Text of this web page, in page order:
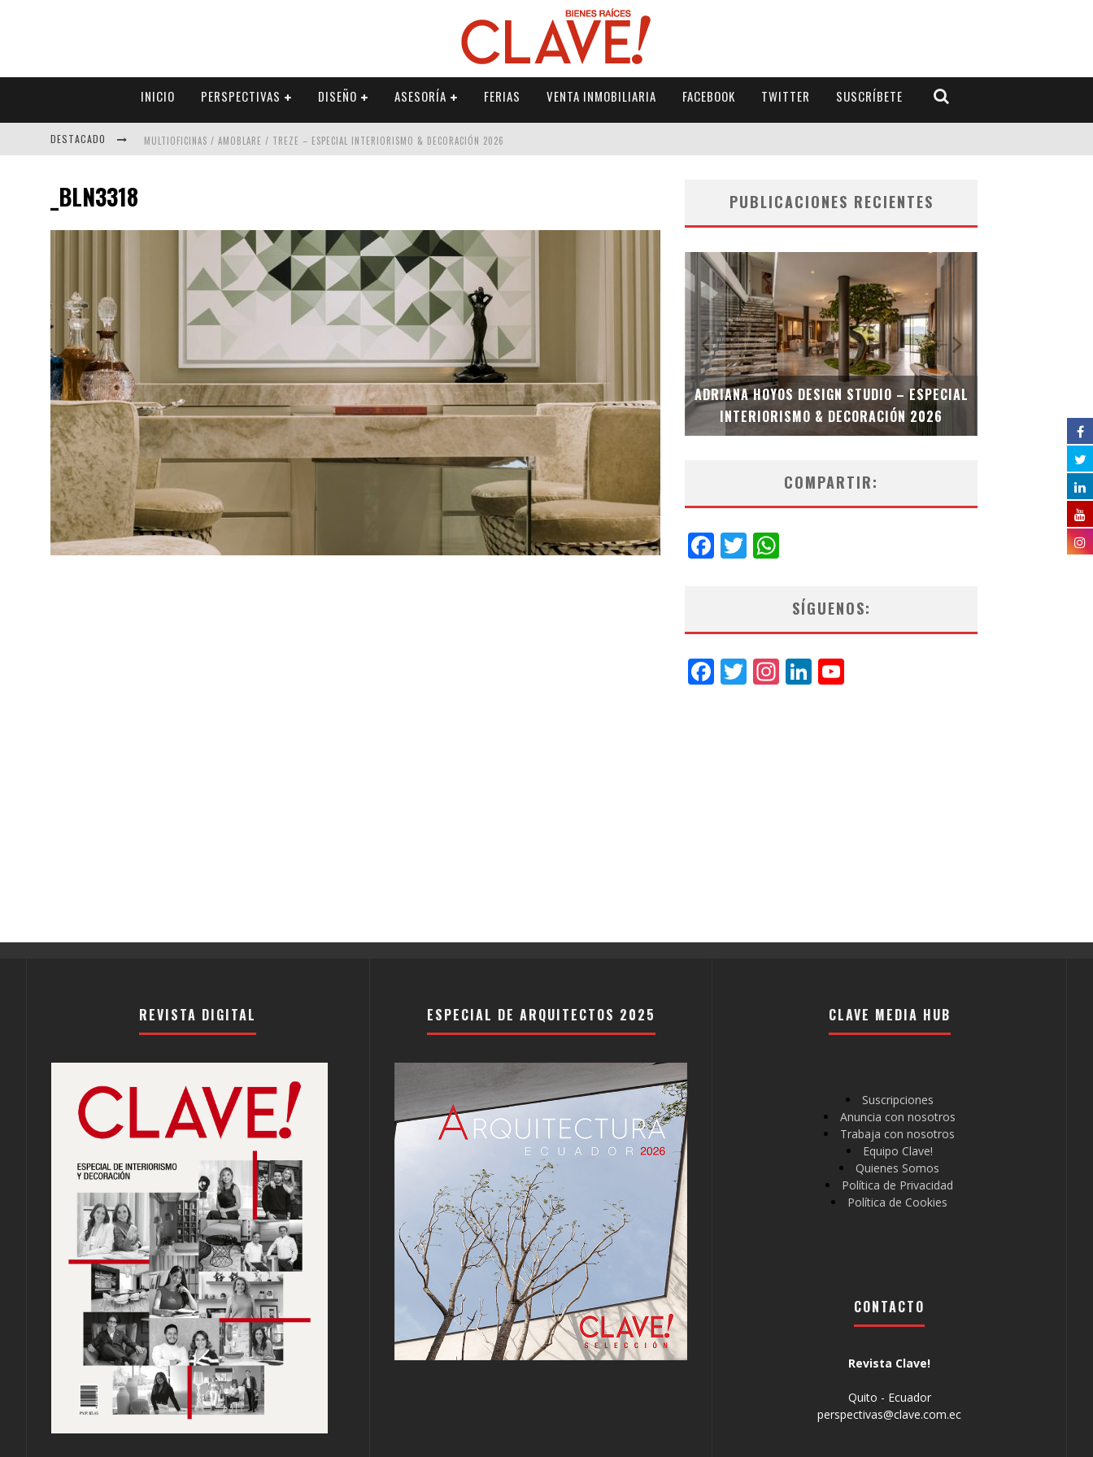
INICIO PERSPECTIVAS DISEÑO ASESORÍA FERIAS VENTA INMOBILIARIA FACEBOOK TWITTER SUSCRÍBETE
DESTACADO MULTIOFICINAS / AMOBLARE / TREZE – ESPECIAL INTERIORISMO & DECORACIÓN 2026
ADRIANA HOYOS DESIGN STUDIO – ESPECIAL INTERIORISMO & DECORACIÓN 2026
_BLN3318 PUBLICACIONES RECIENTES
MUBB DESIGN STUDIO – ESPECIAL
INTERIORISMO & DECORACIÓN 2026
ADRIANA HOYOS DESIGN STUDIO – ESPECIAL
INTERIORISMO & DECORACIÓN 2026
COMPARTIR:
Facebook
Twitter
SÍGUENOS:
Facebook
Twitter
Instagram
LinkedIn
REVISTA DIGITAL ESPECIAL DE ARQUITECTOS 2025 CLAVE MEDIA HUB
Suscripciones
Anuncia con nosotros
Trabaja con nosotros
Equipo Clave!
Quienes Somos
Política de Privacidad
Política de Cookies
CONTACTO
Revista Clave!
Quito - Ecuador
perspectivas@clave.com.ec